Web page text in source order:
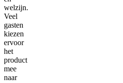
welzijn.
Veel
gasten
kiezen
ervoor
het
product
mee
naar